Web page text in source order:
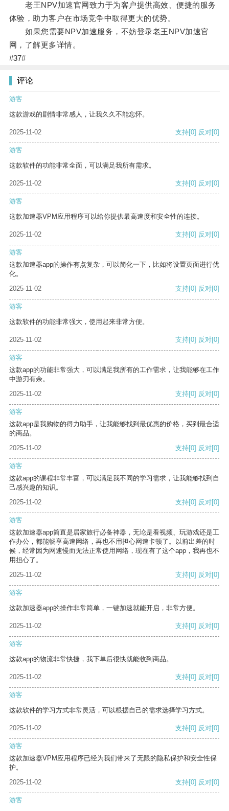
老王NPV加速官网致力于为客户提供高效、便捷的服务
体验，助力客户在市场竞争中取得更大的优势。
如果您需要NPV加速服务，不妨登录老王NPV加速官
网，了解更多详情。
#37#
评论
游客
这款游戏的剧情非常感人，让我久久不能忘怀。
2025-11-02 支持[0] 反对[0]
游客
这款软件的功能非常全面，可以满足我所有需求。
2025-11-02 支持[0] 反对[0]
游客
这款加速器VPM应用程序可以给你提供最高速度和安全性的连接。
2025-11-02 支持[0] 反对[0]
游客
这款加速器app的操作有点复杂，可以简化一下，比如将设置页面进行优
化。
2025-11-02
支持[0] 反对[0]
游客
这款软件的功能非常强大，使用起来非常方便。
2025-11-02 支持[0] 反对[0]
游客
这款app的功能非常强大，可以满足我所有的工作需求，让我能够在工作
中游刃有余。
2025-11-02
支持[0] 反对[0]
游客
这款app是我购物的得力助手，让我能够找到最优惠的价格，买到最合适
的商品。
2025-11-02
支持[0] 反对[0]
游客
这款app的课程非常丰富，可以满足我不同的学习需求，让我能够找到自
己感兴趣的知识。
2025-11-02
支持[0] 反对[0]
游客
这款加速器app简直是居家旅行必备神器，无论是看视频、玩游戏还是工
作办公，都能畅享高速网络，再也不用担心网速卡顿了。以前出差的时
候，经常因为网速慢而无法正常使用网络，现在有了这个app，我再也不
用担心了。
2025-11-02
支持[0] 反对[0]
游客
这款加速器app的操作非常简单，一键加速就能开启，非常方便。
2025-11-02 支持[0] 反对[0]
游客
这款app的物流非常快捷，我下单后很快就能收到商品。
2025-11-02 支持[0] 反对[0]
游客
这款软件的学习方式非常灵活，可以根据自己的需求选择学习方式。
2025-11-02 支持[0] 反对[0]
游客
这款加速器VPM应用程序已经为我们带来了无限的隐私保护和安全性保
护。
2025-11-02
支持[0] 反对[0]
游客